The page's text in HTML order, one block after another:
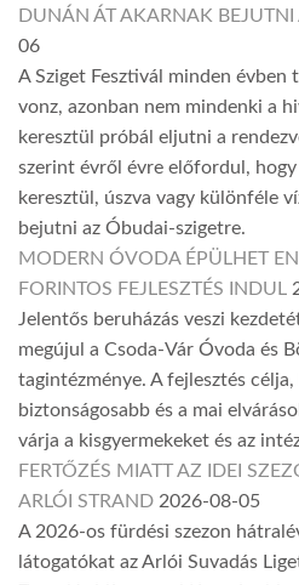
DUNÁN ÁT AKARNAK BEJUTNI
06
A Sziget Fesztivál minden évben
vonz, azonban nem mindenki a
keresztül próbál eljutni a
szerint évről évre előfordul, hogy
keresztül, úszva vagy különféle
bejutni az Óbudai-szigetre.
MODERN ÓVODA ÉPÜLHET
FORINTOS FEJLESZTÉS INDUL
Jelentős beruházás veszi
megújul a Csoda-Vár Óvoda és
tagintézménye. A fejlesztés
biztonságosabb és a mai
várja a kisgyermekeket és az
FERTŐZÉS MIATT AZ IDEI
ARLÓI STRAND 2026-08-05
A 2026-os fürdési szezon
látogatókat az Arlói Suvadás